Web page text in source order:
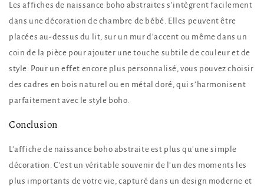
Les affiches de naissance boho abstraites s’intègrent facilement
dans une décoration de chambre de bébé. Elles peuvent être
placées au-dessus du lit, sur un mur d’accent ou même dans un
coin de la pièce pour ajouter une touche subtile de couleur et de
style. Pour un effet encore plus personnalisé, vous pouvez choisir
des cadres en bois naturel ou en métal doré, qui s’harmonisent
parfaitement avec le style boho.
Conclusion
L’affiche de naissance boho abstraite est plus qu’une simple
décoration. C’est un véritable souvenir de l’un des moments les
plus importants de votre vie, capturé dans un design moderne et